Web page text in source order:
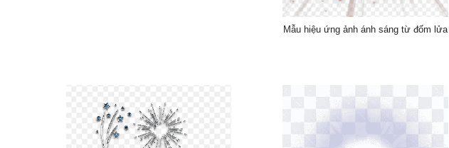
Mẫu hiệu ứng ảnh ánh sáng từ đốm lửa